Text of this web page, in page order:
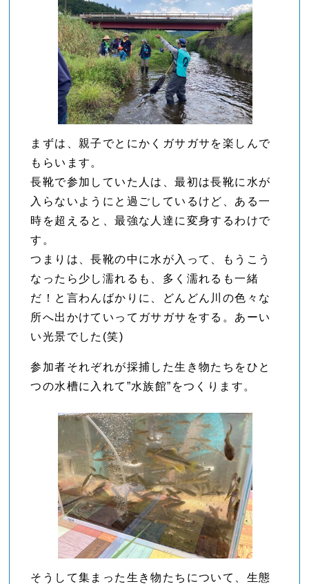
まずは、親子でとにかくガサガサを楽しんで
もらいます。
長靴で参加していた人は、最初は長靴に水が
入らないようにと過ごしているけど、ある一
時を超えると、最強な人達に変身するわけで
す。
つまりは、長靴の中に水が入って、もうこう
なったら少し濡れるも、多く濡れるも一緒
だ！と言わんばかりに、どんどん川の色々な
所へ出かけていってガサガサをする。あーい
い光景でした(笑)
参加者それぞれが採捕した生き物たちをひと
つの水槽に入れて”水族館”をつくります。
そうして集まった生き物たちについて、生態